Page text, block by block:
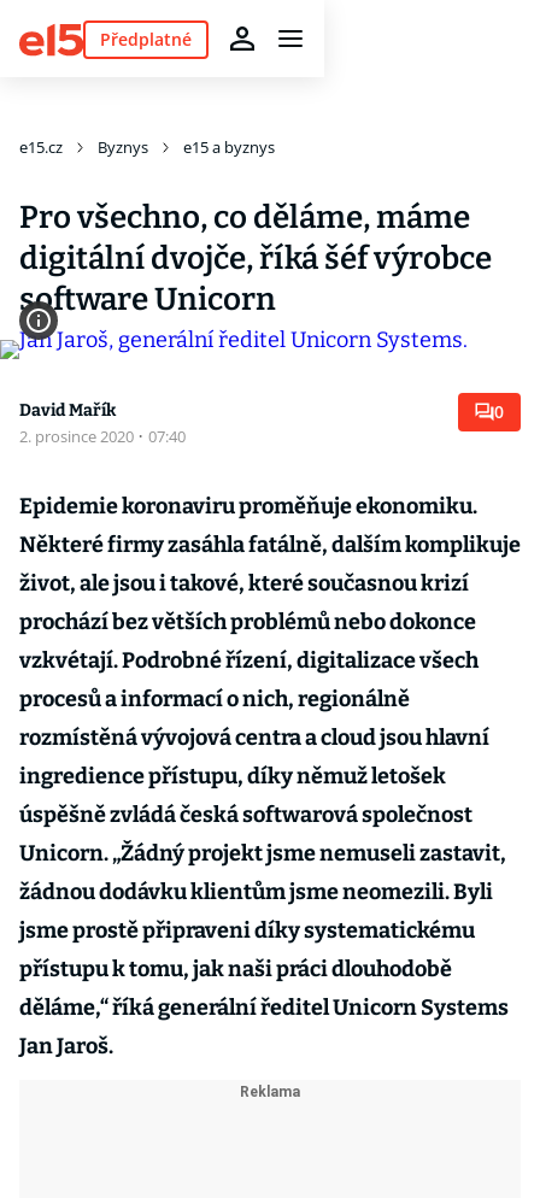
Předplatné
e15.cz Byznys e15 a byznys
Pro všechno, co děláme, máme
digitální dvojče, říká šéf výrobce
software Unicorn
David Mařík
2. prosince 2020 · 07:40
0
Epidemie koronaviru proměňuje ekonomiku.
Některé firmy zasáhla fatálně, dalším komplikuje
život, ale jsou i takové, které současnou krizí
prochází bez větších problémů nebo dokonce
vzkvétají. Podrobné řízení, digitalizace všech
procesů a informací o nich, regionálně
rozmístěná vývojová centra a cloud jsou hlavní
ingredience přístupu, díky němuž letošek
úspěšně zvládá česká softwarová společnost
Unicorn. „Žádný projekt jsme nemuseli zastavit,
žádnou dodávku klientům jsme neomezili. Byli
jsme prostě připraveni díky systematickému
přístupu k tomu, jak naši práci dlouhodobě
děláme,“ říká generální ředitel Unicorn Systems
Jan Jaroš.